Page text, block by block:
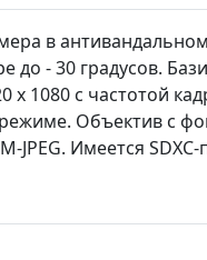
в
- 30 градусов.
с частотой
Объектив с
JPEG. Имеется